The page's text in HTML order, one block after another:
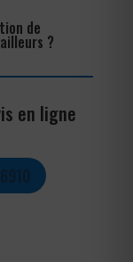
de
?
en ligne